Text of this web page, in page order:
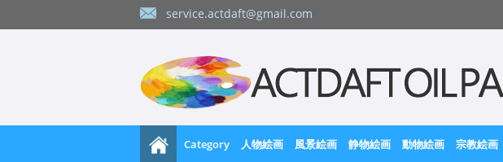
service.actdaft@gmail.com
Category 人物絵画 風景絵画 静物絵画 動物絵画 宗教絵画